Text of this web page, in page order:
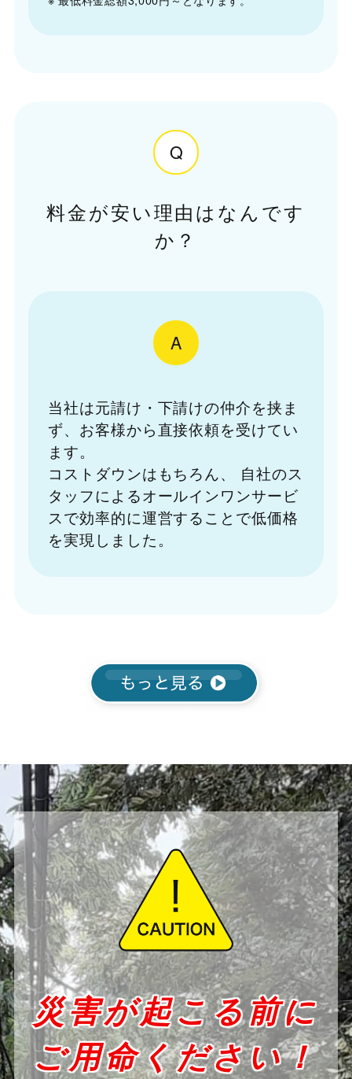
Q
料金が安い理由はなんです
か？
A
当社は元請け・下請けの仲介を挟ま
ず、お客様から直接依頼を受けてい
ます。
コストダウンはもちろん、
自社のス
タッフによるオールインワンサービ
スで効率的に運営することで低価格
を実現しました。
災害が起こる前に
ご用命ください！